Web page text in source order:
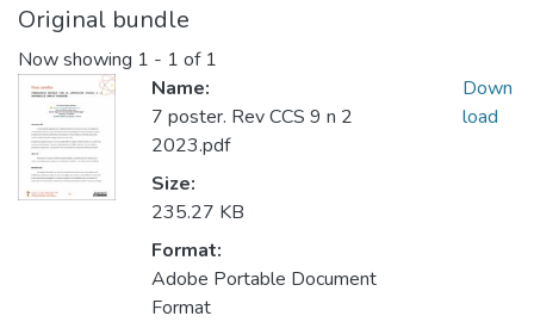
Original bundle
Now showing 1 - 1 of 1
Name:
7 poster. Rev CCS 9 n 2
2023.pdf
Size:
235.27 KB
Format:
Adobe Portable Document
Format
Down
load